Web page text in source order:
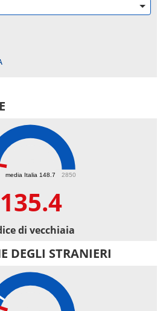
media Italia 148.7 2850
135.4
di vecchiaia
DEGLI STRANIERI